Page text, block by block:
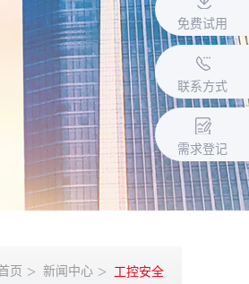
页 新闻中心 工控安全
免费试用
联系方式
需求登记